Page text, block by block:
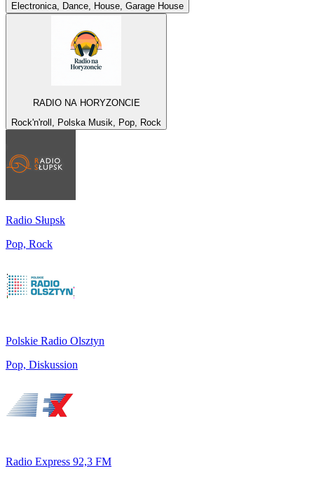
Electronica, Dance, House, Garage House
RADIO NA HORYZONCIE
Rock'n'roll, Polska Musik, Pop, Rock
Radio Słupsk
Pop, Rock
Polskie Radio Olsztyn
Pop, Diskussion
Radio Express 92,3 FM